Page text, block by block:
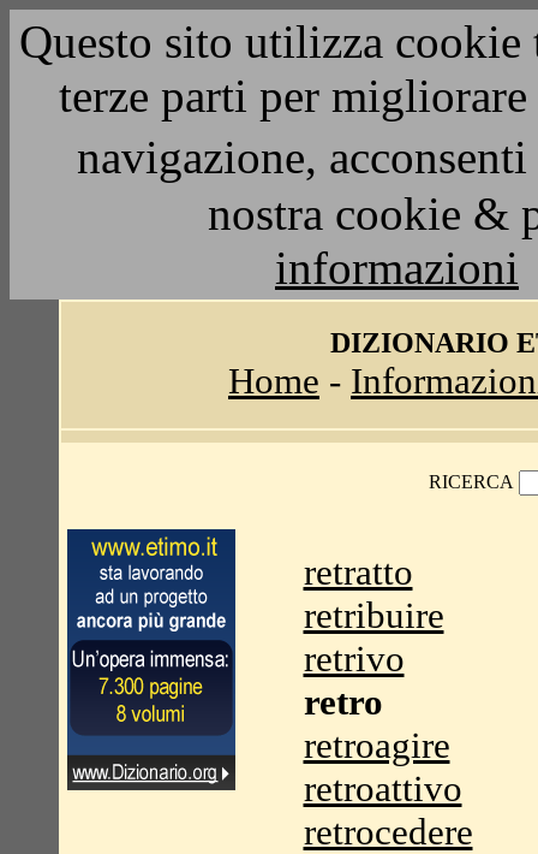
Questo sito utilizza
terze parti per
navigazione,
nostra cookie &
informazioni
DIZIONARIO
Home -
RICERCA
retratto
retribuire
retrivo
retro
retroagire
retroattivo
retrocedere